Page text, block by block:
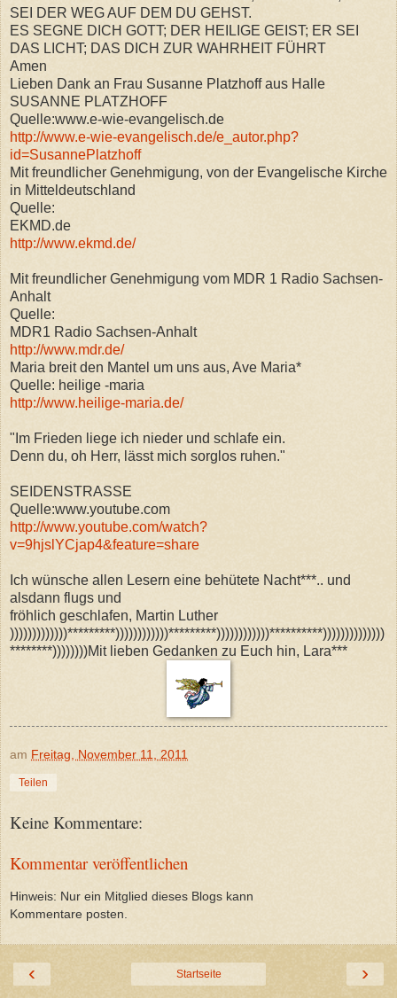
SEI DER WEG AUF DEM DU GEHST.
ES SEGNE DICH GOTT; DER HEILIGE GEIST; ER SEI
DAS LICHT; DAS DICH ZUR WAHRHEIT FÜHRT
Amen
Lieben Dank an Frau Susanne Platzhoff aus Halle
SUSANNE PLATZHOFF
Quelle:www.e-wie-evangelisch.de
http://www.e-wie-evangelisch.de/e_autor.php?
id=SusannePlatzhoff
Mit freundlicher Genehmigung, von der Evangelische Kirche
in Mitteldeutschland
Quelle:
EKMD.de
http://www.ekmd.de/
Mit freundlicher Genehmigung vom MDR 1 Radio Sachsen-
Anhalt
Quelle:
MDR1 Radio Sachsen-Anhalt
http://www.mdr.de/
Maria breit den Mantel um uns aus, Ave Maria*
Quelle: heilige -maria
http://www.heilige-maria.de/
"Im Frieden liege ich nieder und schlafe ein.
Denn du, oh Herr, lässt mich sorglos ruhen."
SEIDENSTRASSE
Quelle:www.youtube.com
http://www.youtube.com/watch?
v=9hjslYCjap4&feature=share
Ich wünsche allen Lesern eine behütete Nacht***.. und
alsdann flugs und
fröhlich geschlafen, Martin Luther
)))))))))))))*********))))))))))))*********))))))))))))**********))))))))))))))
********))))))))Mit lieben Gedanken zu Euch hin, Lara***
am Freitag, November 11, 2011
Teilen
Keine Kommentare:
Kommentar veröffentlichen
Hinweis: Nur ein Mitglied dieses Blogs kann
Kommentare posten.
‹ ›
Startseite